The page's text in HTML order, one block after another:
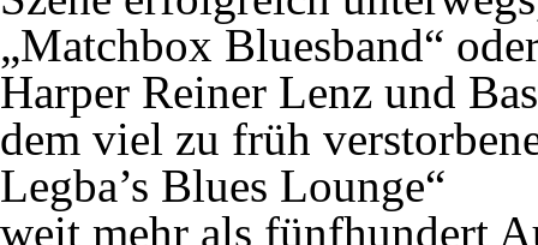
„Matchbox Bluesband“
Harper Reiner Lenz und
dem viel zu früh
Legba’s Blues Lounge“
weit mehr als fünfhundert